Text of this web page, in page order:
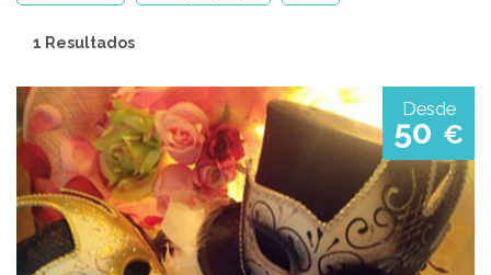
1 Resultados
Desde
50 €